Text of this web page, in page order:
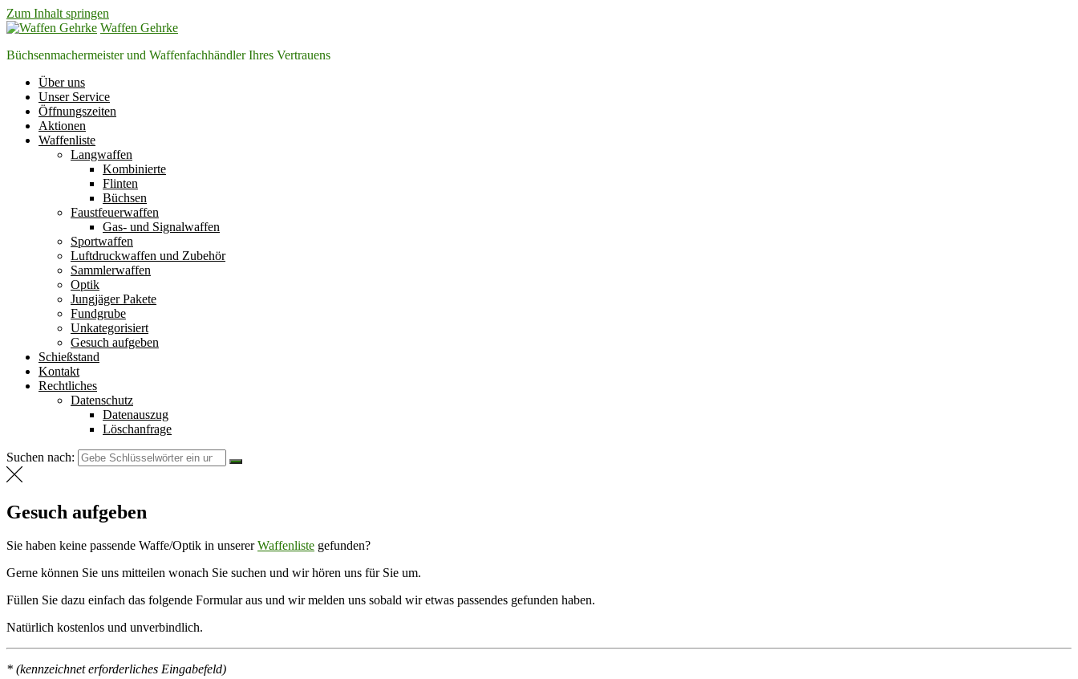
Zum Inhalt springen
Waffen Gehrke
Büchsenmachermeister und Waffenfachhändler Ihres Vertrauens
Über uns
Unser Service
Öffnungszeiten
Aktionen
Waffenliste
Langwaffen
Kombinierte
Flinten
Büchsen
Faustfeuerwaffen
Gas- und Signalwaffen
Sportwaffen
Luftdruckwaffen und Zubehör
Sammlerwaffen
Optik
Jungjäger Pakete
Fundgrube
Unkategorisiert
Gesuch aufgeben
Schießstand
Kontakt
Rechtliches
Datenschutz
Datenauszug
Löschanfrage
Suchen nach:
Gesuch aufgeben
Sie haben keine passende Waffe/Optik in unsererWaffenliste gefunden?
Gerne können Sie uns mitteilen wonach Sie suchen und wir hören uns für Sie um.
Füllen Sie dazu einfach das folgende Formular aus und wir melden uns sobald wir etwas passendes gefunden haben.
Natürlich kostenlos und unverbindlich.
* (kennzeichnet erforderliches Eingabefeld)